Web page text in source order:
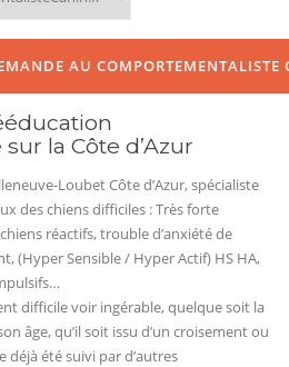
la Côte d’Azur
Loubet Côte d’Azur, spécialiste
des chiens difficiles : Très forte
réactifs, trouble d’anxiété de
(Hyper Sensible / Hyper Actif) HS HA,
difficile voir ingérable, quelque soit la
âge, qu’il soit issu d’un croisement ou
déjà été suivi par d’autres